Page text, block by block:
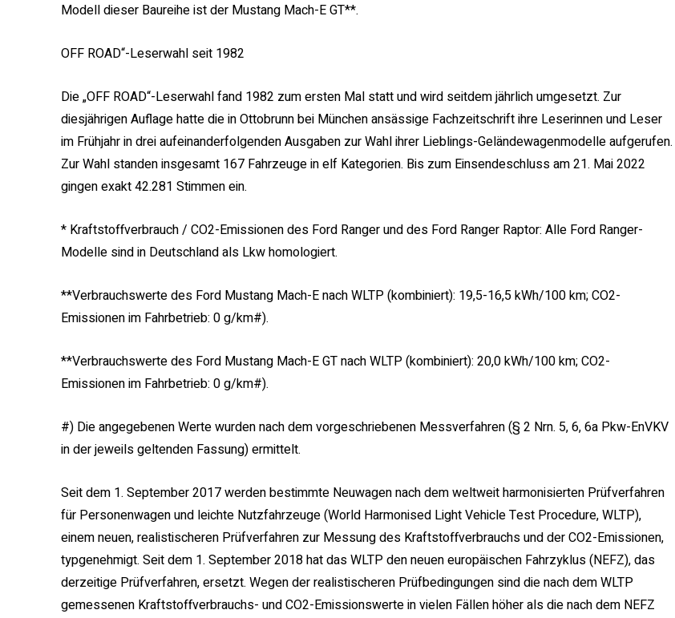
Modell dieser Baureihe ist der Mustang Mach-E GT**.
OFF ROAD“-Leserwahl seit 1982
Die „OFF ROAD“-Leserwahl fand 1982 zum ersten Mal statt und wird seitdem jährlich umgesetzt. Zur
diesjährigen Auflage hatte die in Ottobrunn bei München ansässige Fachzeitschrift ihre Leserinnen und Leser
im Frühjahr in drei aufeinanderfolgenden Ausgaben zur Wahl ihrer Lieblings-Geländewagenmodelle aufgerufen.
Zur Wahl standen insgesamt 167 Fahrzeuge in elf Kategorien. Bis zum Einsendeschluss am 21. Mai 2022
gingen exakt 42.281 Stimmen ein.
* Kraftstoffverbrauch / CO2-Emissionen des Ford Ranger und des Ford Ranger Raptor: Alle Ford Ranger-
Modelle sind in Deutschland als Lkw homologiert.
**Verbrauchswerte des Ford Mustang Mach-E nach WLTP (kombiniert): 19,5-16,5 kWh/100 km; CO2-
Emissionen im Fahrbetrieb: 0 g/km#).
**Verbrauchswerte des Ford Mustang Mach-E GT nach WLTP (kombiniert): 20,0 kWh/100 km; CO2-
Emissionen im Fahrbetrieb: 0 g/km#).
#) Die angegebenen Werte wurden nach dem vorgeschriebenen Messverfahren (§ 2 Nrn. 5, 6, 6a Pkw-EnVKV
in der jeweils geltenden Fassung) ermittelt.
Seit dem 1. September 2017 werden bestimmte Neuwagen nach dem weltweit harmonisierten Prüfverfahren
für Personenwagen und leichte Nutzfahrzeuge (World Harmonised Light Vehicle Test Procedure, WLTP),
einem neuen, realistischeren Prüfverfahren zur Messung des Kraftstoffverbrauchs und der CO2-Emissionen,
typgenehmigt. Seit dem 1. September 2018 hat das WLTP den neuen europäischen Fahrzyklus (NEFZ), das
derzeitige Prüfverfahren, ersetzt. Wegen der realistischeren Prüfbedingungen sind die nach dem WLTP
gemessenen Kraftstoffverbrauchs- und CO2-Emissionswerte in vielen Fällen höher als die nach dem NEFZ